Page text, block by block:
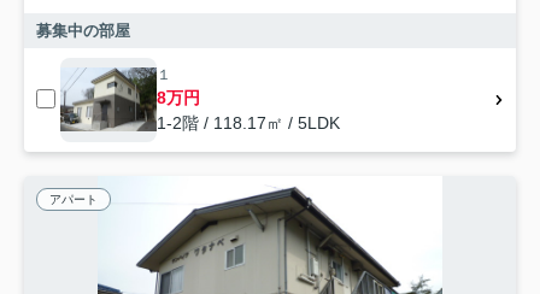
募集中の部屋
１
8万円
1-2階 / 118.17㎡ / 5LDK
アパート